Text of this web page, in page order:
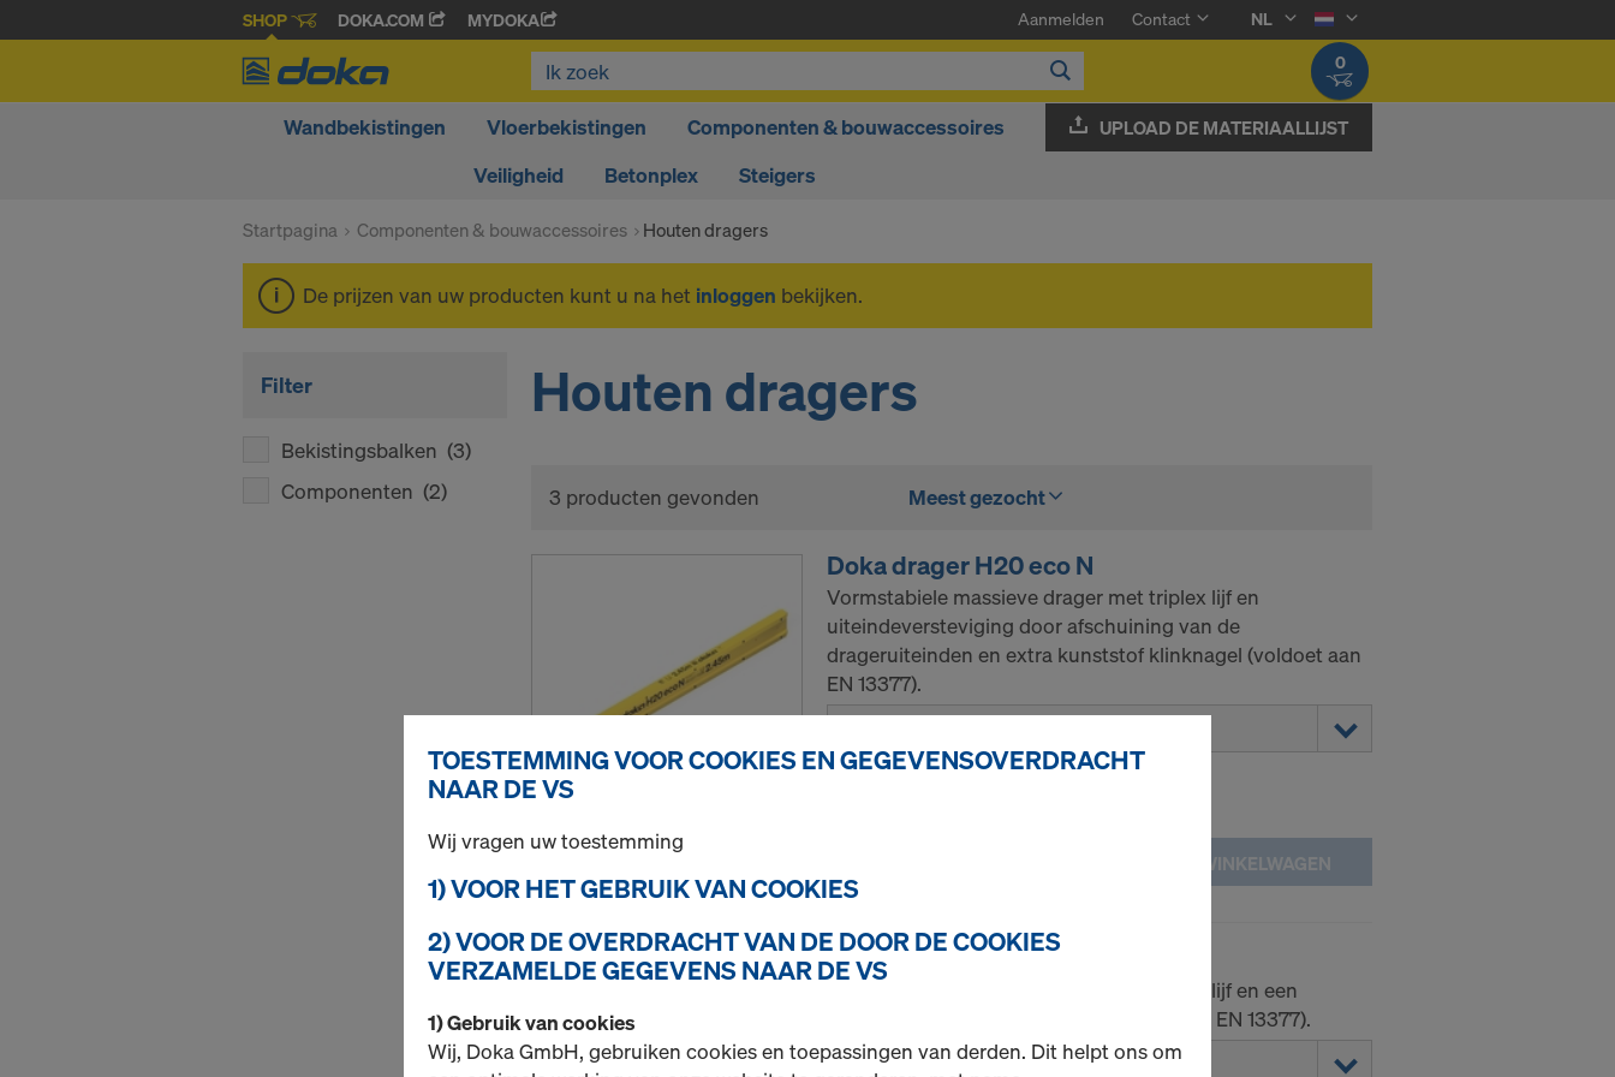
SHOP DOKA.COM MYDOKA Aanmelden Contact
NL
0
Wandbekistingen Vloerbekistingen
Componenten & bouwaccessoires
Veiligheid
Betonplex Steigers
UPLOAD DE MATERIAALLIJST
Startpagina Componenten & bouwaccessoires Houten dragers
De prijzen van uw producten kunt u na het inloggen bekijken.
Filter
Bekistingsbalken (3)
Componenten (2)
Houten dragers
3 producten gevonden Meest gezocht
Doka drager H20 eco N
Vormstabiele massieve drager met triplex lijf en
uiteindeversteviging door afschuining van de
drageruiteinden en extra kunststof klinknagel (voldoet aan
EN 13377).
IN WINKELWAGEN
Doka drager H20 top N
Vormstabiele massieve drager met triplex lijf en een
uiteindeversteviging van pur. (voldoet aan EN 13377).
Uitvoering kiezen
TOESTEMMING VOOR COOKIES EN GEGEVENSOVERDRACHT
NAAR DE VS
Wij vragen uw toestemming
1) VOOR HET GEBRUIK VAN COOKIES
2) VOOR DE OVERDRACHT VAN DE DOOR DE COOKIES
VERZAMELDE GEGEVENS NAAR DE VS
1) Gebruik van cookies
Wij, Doka GmbH, gebruiken cookies en toepassingen van derden. Dit helpt ons om